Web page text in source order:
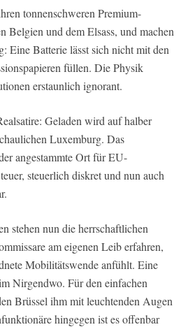
tonnenschweren Premium-
Belgien und dem Elsass, und machen
Eine Batterie lässt sich nicht mit den
füllen. Die Physik
erstaunlich ignorant.
Geladen wird auf halber
Luxemburg. Das
angestammte Ort für EU-
steuerlich diskret und nun auch
stehen nun die herrschaftlichen
am eigenen Leib erfahren,
Mobilitätswende anfühlt. Eine
Nirgendwo. Für den einfachen
Brüssel ihm mit leuchtenden Augen
hingegen ist es offenbar